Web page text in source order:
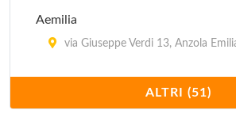
Aemilia
via Giuseppe Verdi 13, Anzola
via Ludovico Varthema 25, Bologna
ALTRI (51)